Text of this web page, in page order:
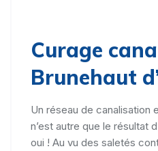
Curage
Brunehaut
Un réseau de canalisation
n’est autre que le résultat
oui ! Au vu des saletés